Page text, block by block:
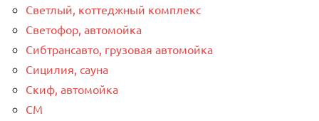
Светлый, коттеджный комплекс
Светофор, автомойка
Сибтрансавто, грузовая автомойка
Сицилия, сауна
Скиф, автомойка
СМ